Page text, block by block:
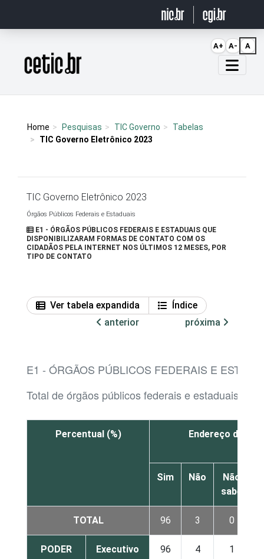
Página inicial
Home Pesquisas TIC Governo
Tabelas
TIC Governo Eletrônico 2023
TIC Governo Eletrônico 2023
Órgãos Públicos Federais e Estaduais
E1 - ÓRGÃOS PÚBLICOS FEDERAIS E ESTADUAIS QUE
DISPONIBILIZARAM FORMAS DE CONTATO COM OS
CIDADÃOS PELA INTERNET NOS ÚLTIMOS 12 MESES, POR
TIPO DE CONTATO
Ver tabela expandida
Índice
anterior
próxima
E1 - ÓRGÃOS PÚBLICOS FEDERAIS E
Total de órgãos públicos federais e estaduais
Percentual (%) Endereço de e-
Sim Não
Não
sabe
TOTAL 96 3 0
PODER Executivo 96 4 1
A+ A- A